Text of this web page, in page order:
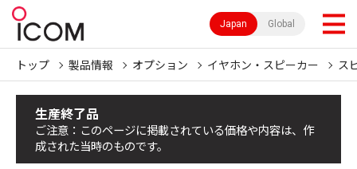
Japan Global
トップ 製品情報 オプション イヤホン・スピーカー ス
生産終了品
ご注意：このページに掲載されている価格や内容は、作
成された当時のものです。